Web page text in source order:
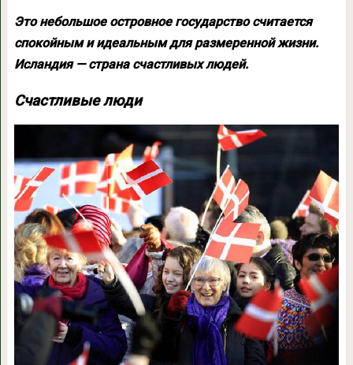
Это небольшое островное государство считается
спокойным и идеальным для размеренной жизни.
Исландия — страна счастливых людей.
Счастливые люди